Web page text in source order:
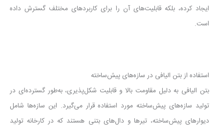
ایجاد کرده، بلکه قابلیت‌های آن را برای کاربردهای مختلف گسترش داده
است.
استفاده از بتن الیافی در سازه‌های پیش‌ساخته
بتن الیافی به دلیل مقاومت بالا و قابلیت شکل‌پذیری، به‌طور گسترده‌ای در
تولید سازه‌های پیش‌ساخته مورد استفاده قرار می‌گیرد. این سازه‌ها شامل
دیوارهای پیش‌ساخته، تیرها و دال‌های بتنی هستند که در کارخانه تولید